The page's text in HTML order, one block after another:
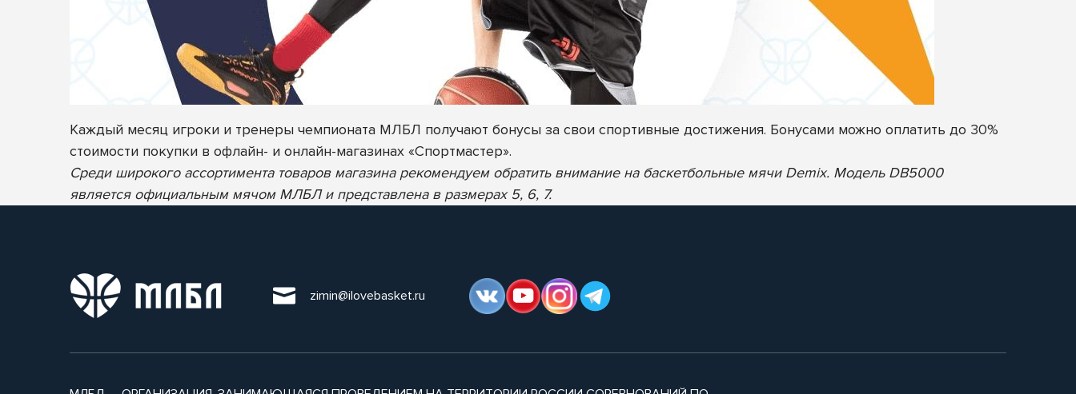
Каждый месяц игроки и тренеры чемпионата МЛБЛ получают бонусы за свои спортивные достижения. Бонусами можно оплатить до 30%
стоимости покупки в офлайн- и онлайн-магазинах «Спортмастер».
Среди широкого ассортимента товаров магазина рекомендуем обратить внимание на баскетбольные мячи Demix. Модель DB5000
является официальным мячом МЛБЛ и представлена в размерах 5, 6, 7.
zimin@ilovebasket.ru